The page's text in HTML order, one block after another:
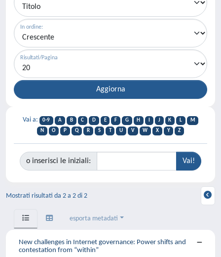
In ordine:
Risultati/Pagina
Vai a: 0-9 A B C D E F G H J K L
M
N
O P Q R S T U V W X Y Z
o inserisci le iniziali:
Mostrati risultati da 2 a 2 di 2
esporta metadati
New challenges in Internet governance: Power shifts and
contestation from “within”